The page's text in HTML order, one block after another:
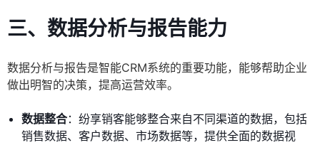
三、数据分析与报告能力
数据分析与报告是智能CRM系统的重要功能，能够帮助企业
做出明智的决策，提高运营效率。
数据整合：纷享销客能够整合来自不同渠道的数据，包括
销售数据、客户数据、市场数据等，提供全面的数据视